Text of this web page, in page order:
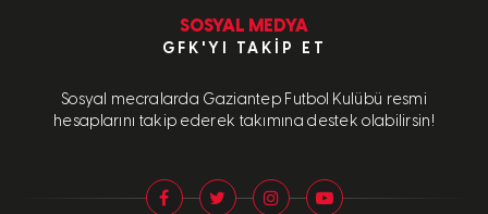
SOSYAL MEDYA
GFK'YI TAKIP ET
Sosyal mecralarda Gaziantep Futbol Kulübü resmi
hesaplarını takip ederek takımına destek olabilirsin!